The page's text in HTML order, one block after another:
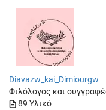
Diavazw_kai_Dimiourgw
Φιλόλογος και
89 Υλικό